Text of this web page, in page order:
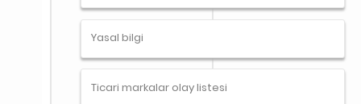
Yasal bilgi
Ticari markalar olay listesi